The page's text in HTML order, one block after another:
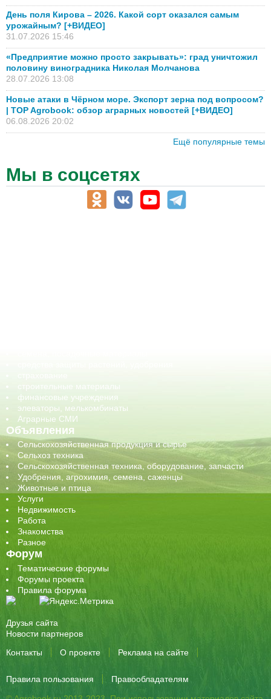
День поля Кирова – 2026. Какой сорт оказался самым
урожайным? [+ВИДЕО]
31.07.2026 15:46
«Предприятие можно просто закрывать»: град уничтожил
половину виноградника Николая Молчанова
28.07.2026 13:08
Новые атаки в Чёрном море. Экспорт зерна под вопросом?
| TOP Agrobook: обзор аграрных новостей [+ВИДЕО]
06.08.2026 20:02
Ещё популярные темы
Мы в соцсетях
строительные материалы
финансовые учреждения
элеваторы, мелькомбинаты
Аграрные СМИ
Объявления
Сельскохозяйственная продукция и сырье
Сельхоз техника
Сельскохозяйственная техника, оборудование, запчасти
Удобрения, агрохимия, семена, саженцы
Животные и птица
Услуги
Недвижимость
Работа
Знакомства
Разное
Форум
Тематические форумы
Форумы проекта
Правила форума
Друзья сайта
Новости партнеров
Контакты
О проекте Реклама на сайте
Правила пользования
Правообладателям